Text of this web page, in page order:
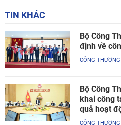
TIN KHÁC
Bộ Công
định về
CÔNG THƯƠNG
Bộ Công
khai công
quả hoạt
CÔNG THƯƠNG